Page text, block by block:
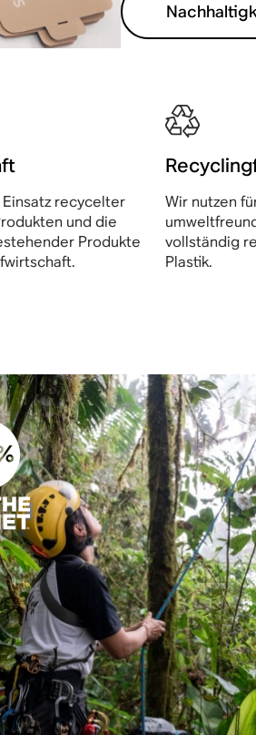
recycelter
und die
Produkte
Wir nutzen
vollständig
Plastik.